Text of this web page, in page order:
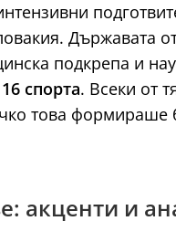
Държавата
подкрепа и
16 спорта. Всеки от
това формираше
акценти и